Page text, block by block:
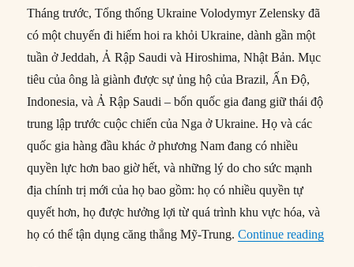
Tháng trước, Tổng thống Ukraine Volodymyr Zelensky đã
có một chuyến đi hiếm hoi ra khỏi Ukraine, dành gần một
tuần ở Jeddah, Ả Rập Saudi và Hiroshima, Nhật Bản. Mục
tiêu của ông là giành được sự ủng hộ của Brazil, Ấn Độ,
Indonesia, và Ả Rập Saudi – bốn quốc gia đang giữ thái độ
trung lập trước cuộc chiến của Nga ở Ukraine. Họ và các
quốc gia hàng đầu khác ở phương Nam đang có nhiều
quyền lực hơn bao giờ hết, và những lý do cho sức mạnh
địa chính trị mới của họ bao gồm: họ có nhiều quyền tự
quyết hơn, họ được hưởng lợi từ quá trình khu vực hóa, và
họ có thể tận dụng căng thẳng Mỹ-Trung.Continue reading“6